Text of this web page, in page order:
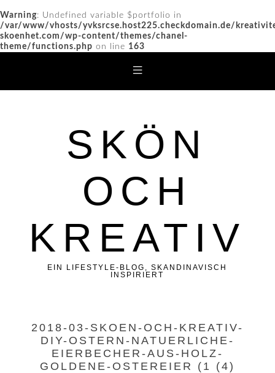
Warning: Undefined variable $portfolio in
/var/www/vhosts/yvksrcse.host225.checkdomain.de/
skoenhet.com/wp-content/themes/chanel-
theme/functions.php on line 163
SKÖN
OCH
KREATIV
EIN LIFESTYLE-BLOG, SKANDINAVISCH
INSPIRIERT
2018-03-SKOEN-OCH-KREATIV-
DIY-OSTERN-NATUERLICHE-
EIERBECHER-AUS-HOLZ-
GOLDENE-OSTEREIER (1 (4)